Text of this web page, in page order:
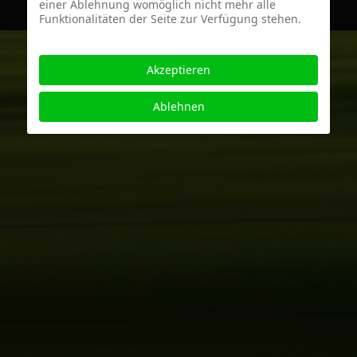
einer Ablehnung womöglich nicht mehr alle
Funktionalitäten der Seite zur Verfügung stehen.
Akzeptieren
Ablehnen